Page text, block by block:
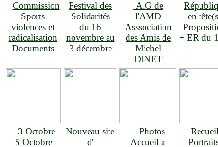
Commission
Sports
violences et
radicalisation
Documents
Festival des
Solidarités
du 16
novembre au
3 décembre
A.G de
l'AMD
Asssociation
des Amis de
Michel
DINET
en
+ ER du
3 Octobre
5 Octobre
Nouveau site
d'
Photos
Accueil à
Recueil